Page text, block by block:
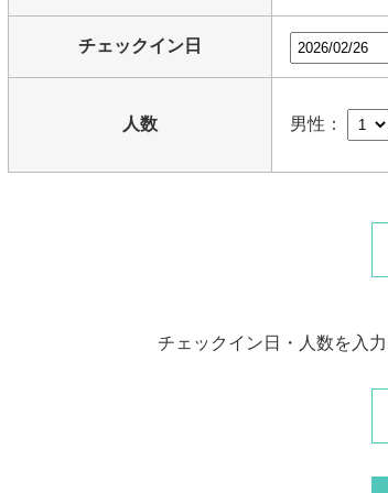
チェックイン日
人数 男性：
チェックイン日・人数を入